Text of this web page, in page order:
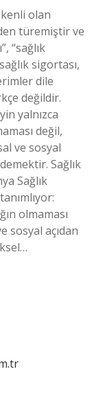
olan
türemiştir ve
“sağlık
sigortası,
dile
değildir.
yalnızca
değil,
ve sosyal
Sağlık
Sağlık
olmaması
sosyal açıdan